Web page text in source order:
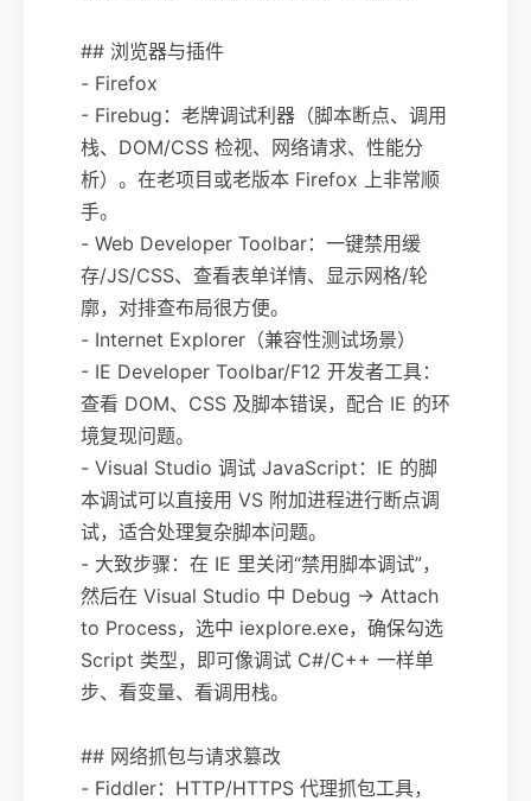
## 浏览器与插件
- Firefox
- Firebug：老牌调试利器（脚本断点、调用
栈、DOM/CSS 检视、网络请求、性能分
析）。在老项目或老版本 Firefox 上非常顺
手。
- Web Developer Toolbar：一键禁用缓
存/JS/CSS、查看表单详情、显示网格/轮
廓，对排查布局很方便。
- Internet Explorer（兼容性测试场景）
- IE Developer Toolbar/F12 开发者工具：
查看 DOM、CSS 及脚本错误，配合 IE 的环
境复现问题。
- Visual Studio 调试 JavaScript：IE 的脚
本调试可以直接用 VS 附加进程进行断点调
试，适合处理复杂脚本问题。
- 大致步骤：在 IE 里关闭“禁用脚本调试”，
然后在 Visual Studio 中 Debug -> Attach
to Process，选中 iexplore.exe，确保勾选
Script 类型，即可像调试 C#/C++ 一样单
步、看变量、看调用栈。
## 网络抓包与请求篡改
- Fiddler：HTTP/HTTPS 代理抓包工具，